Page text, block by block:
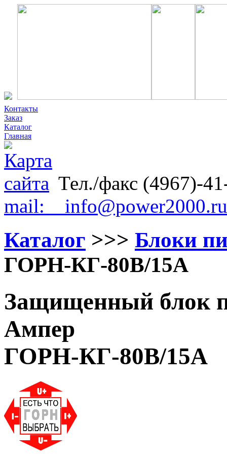
Контакты
Заказ
Каталог
Главная
Тел./факс (4967)-
mail: info@power2000.ru
Каталог >>> Блоки
ГОРН-КГ-80В/15А
Защищенный блок
Ампер
ГОРН-КГ-80В/15А